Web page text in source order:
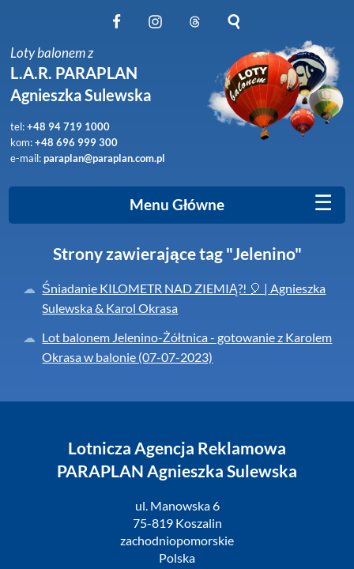
Obserwuj nas na Instagram
Obserwuj nas na Threads
Szukaj na stronie
Loty balonem z
L.A.R. PARAPLAN
Agnieszka Sulewska
tel:+48 94 719 1000
kom:+48 696 999 300
e-mail:paraplan@paraplan.com.pl
Menu Główne ☰
Strony zawierające tag "Jelenino"
Śniadanie KILOMETR NAD ZIEMIĄ?! 🎈 | Agnieszka
Sulewska & Karol Okrasa
Lot balonem Jelenino-Żółtnica - gotowanie z Karolem
Okrasa w balonie (07-07-2023)
Lotnicza Agencja Reklamowa
PARAPLAN Agnieszka Sulewska
ul. Manowska 6
75-819 Koszalin
zachodniopomorskie
Polska